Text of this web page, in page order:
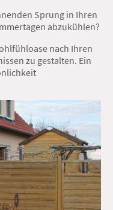
Sprung in Ihren
abzukühlen?
nach Ihren
zu gestalten. Ein